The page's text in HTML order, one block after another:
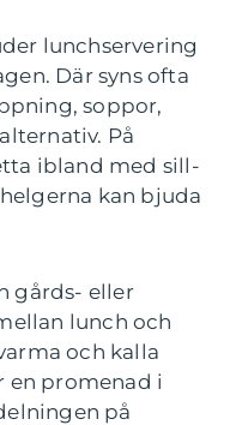
lunchservering
Där syns ofta
soppor,
På
ibland med sill-
kan bjuda
gårds- eller
lunch och
och kalla
en promenad i
på